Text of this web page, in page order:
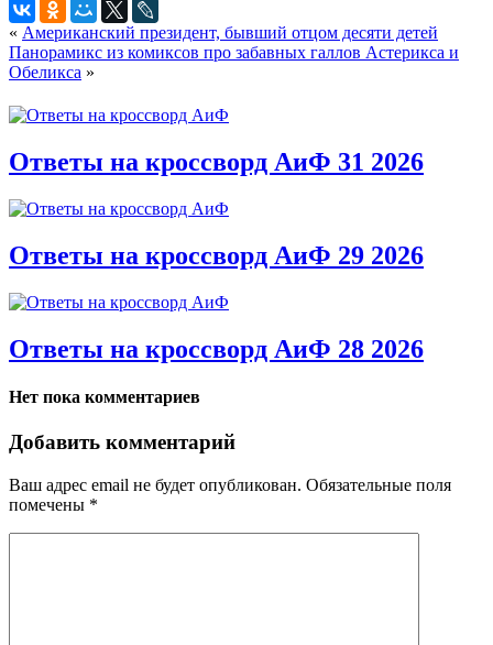
« Американский президент, бывший отцом десяти детей
Панорамикс из комиксов про забавных галлов Астерикса и
Обеликса »
Ответы на кроссворд АиФ 31 2026
Ответы на кроссворд АиФ 29 2026
Ответы на кроссворд АиФ 28 2026
Нет пока комментариев
Добавить комментарий
Ваш адрес email не будет опубликован. Обязательные поля
помечены *